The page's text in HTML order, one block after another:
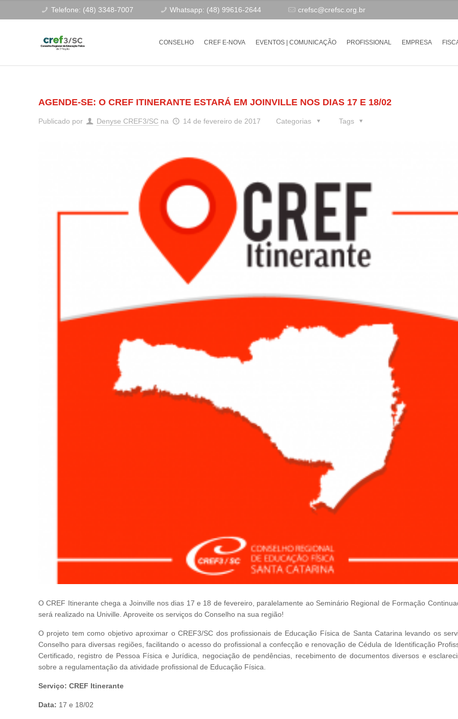
Telefone: (48) 3348-7007 Whatsapp: (48) 99616-2644 crefsc@crefsc.org.br
CONSELHO CREF E-NOVA EVENTOS | COMUNICAÇÃO PROFISSIONAL EMPRESA
AGENDE-SE: O CREF ITINERANTE ESTARÁ EM JOINVILLE NOS DIAS 17 E 18/02
Publicado por Denyse CREF3/SC na 14 de fevereiro de 2017 Categorias Tags
O CREF Itinerante chega a Joinville nos dias 17 e 18 de fevereiro, paralelamente ao Seminário Regional de Formação
será realizado na Univille. Aproveite os serviços do Conselho na sua região!
O projeto tem como objetivo aproximar o CREF3/SC dos profissionais de Educação Física de Santa Catarina levando os
Conselho para diversas regiões, facilitando o acesso do profissional a confecção e renovação de Cédula de Identificação
Certificado, registro de Pessoa Física e Jurídica, negociação de pendências, recebimento de documentos diversos e
sobre a regulamentação da atividade profissional de Educação Física.
Serviço: CREF Itinerante
Data: 17 e 18/02